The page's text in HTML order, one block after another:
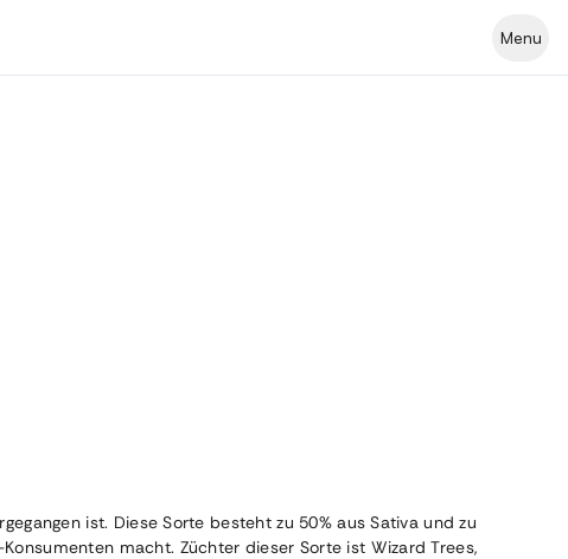
Menu
ist. Diese Sorte besteht zu 50% aus Sativa und zu
macht. Züchter dieser Sorte ist Wizard Trees,